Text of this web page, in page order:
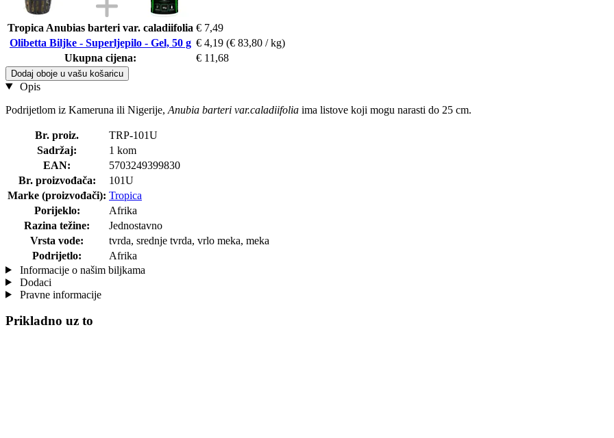
Tropica Anubias barteri var. caladiifolia € 7,49
Olibetta Biljke - Superljepilo - Gel, 50 g € 4,19 (€ 83,80 / kg)
Ukupna cijena:
€ 11,68
Dodaj oboje u vašu košaricu
Opis
Podrijetlom iz Kameruna ili Nigerije, Anubia barteri var.caladiifolia ima listove koji mogu narasti do 25 cm.
Br. proiz.
TRP-101U
Sadržaj:
1 kom
EAN:
5703249399830
Br. proizvođača:
101U
Marke (proizvođači): Tropica
Porijeklo:
Afrika
Razina težine:
Jednostavno
Vrsta vode:
tvrda, srednje tvrda, vrlo meka, meka
Podrijetlo:
Afrika
Informacije o našim biljkama
Dodaci
Pravne informacije
Prikladno uz to